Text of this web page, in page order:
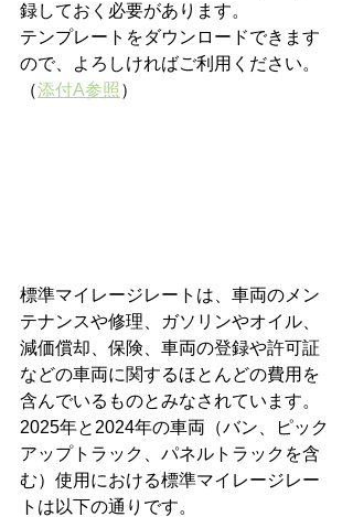
録しておく必要があります。
テンプレートをダウンロードできます
ので、よろしければご利用ください。
（添付A参照 ）
標準マイレージレートは、車両のメン
テナンスや修理、ガソリンやオイル、
減価償却、保険、車両の登録や許可証
などの車両に関するほとんどの費用を
含んでいるものとみなされています。
2025年と2024年の車両（バン、ピック
アップトラック、パネルトラックを含
む）使用における標準マイレージレー
トは以下の通りです。